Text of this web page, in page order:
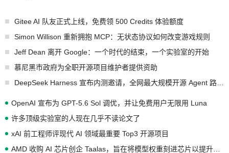
Gitee AI 队友正式上线，免费领 500 Credits 体验额度
Simon Willison 重新拥抱 MCP：无状态协议如何改变游戏规则
Jeff Dean 离开 Google：一个时代的结束，一个实验室的开始
慕尼黑市政府为全职开源项目维护者提供资助
OpenAI 宣布为 GPT-5.6 Sol 调优，并让免费用户无限用 Luna
许多顶级实验室的人现在几乎不读论文了
xAI 前工程师评现代 AI 领域最重要 Top3 开源项目